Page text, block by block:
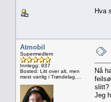
Hva
Atmobil
Supermedlem
Innlegg: 937
Bosted: Litt over alt, men
mest vanlig i Trøndelag....
Nå
slitt?
Jeg